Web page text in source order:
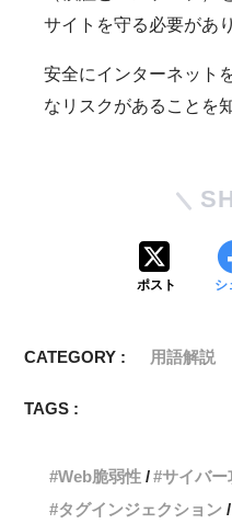
サイトを守る必要があ
安全にインターネット
なリスクがあることを
ポスト シ
CATEGORY : 用語解説
TAGS :
Web脆弱性 サイバー
タグインジェクション